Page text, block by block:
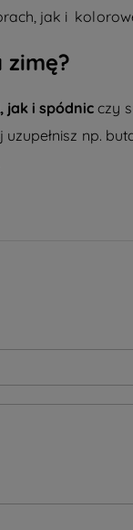
, jak i
zimę?
jak i spódnicczy
np.